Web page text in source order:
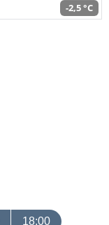
-2,5 °C
18:00